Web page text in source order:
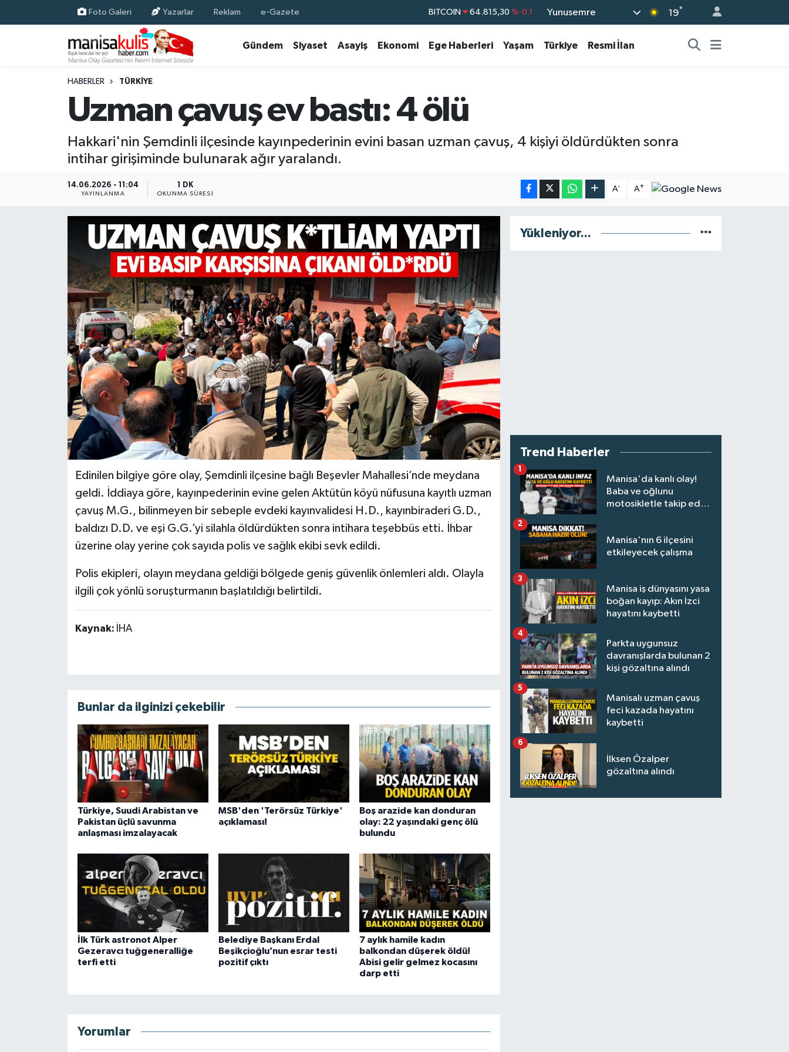
Foto Galeri Yazarlar Reklam e-Gazete BITCOIN 64.815,30 %-0.1
GRAM ALTIN
BİST100
Yunusemre 19°
Gündem Siyaset Asayiş Ekonomi Ege Haberleri Yaşam Türkiye Resmi İlan
HABERLER TÜRKIYE
Uzman çavuş ev bastı: 4 ölü
Hakkari'nin Şemdinli ilçesinde kayınpederinin evini basan uzman çavuş, 4 kişiyi öldürdükten sonra
intihar girişiminde bulunarak ağır yaralandı.
14.06.2026 - 11:04
YAYINLANMA
1 DK
OKUNMA SÜRESI
A- A+
Edinilen bilgiye göre olay, Şemdinli ilçesine bağlı Beşevler Mahallesi’nde meydana
geldi. İddiaya göre, kayınpederinin evine gelen Aktütün köyü nüfusuna kayıtlı uzman
çavuş M.G., bilinmeyen bir sebeple evdeki kayınvalidesi H.D., kayınbiraderi G.D.,
baldızı D.D. ve eşi G.G.’yi silahla öldürdükten sonra intihara teşebbüs etti. İhbar
üzerine olay yerine çok sayıda polis ve sağlık ekibi sevk edildi.
Polis ekipleri, olayın meydana geldiği bölgede geniş güvenlik önlemleri aldı. Olayla
ilgili çok yönlü soruşturmanın başlatıldığı belirtildi.
Kaynak: İHA
Bunlar da ilginizi çekebilir
Türkiye, Suudi Arabistan ve
Pakistan üçlü savunma
anlaşması imzalayacak
MSB'den 'Terörsüz Türkiye'
açıklaması!
Boş arazide kan donduran
olay: 22 yaşındaki genç ölü
bulundu
İlk Türk astronot Alper
Gezeravcı tuğgeneralliğe
terfi etti
Belediye Başkanı Erdal
Beşikçioğlu’nun esrar testi
pozitif çıktı
7 aylık hamile kadın
balkondan düşerek öldü!
Abisi gelir gelmez kocasını
darp etti
Yorumlar
Yükleniyor...
Trend Haberler
Manisa'da kanlı olay!
Baba ve oğlunu
motosikletle takip edip
1
Manisa'nın 6 ilçesini
etkileyecek çalışma
2
Manisa iş dünyasını yasa
boğan kayıp: Akın İzci
hayatını kaybetti
3
Parkta uygunsuz
davranışlarda bulunan 2
kişi gözaltına alındı
4
Manisalı uzman çavuş
feci kazada hayatını
kaybetti
5
İlksen Özalper
gözaltına alındı
6
Gündem
Yunusemre Nöbetçi Eczaneler
Yunusemre Trafik Yoğunluk Haritası
Süper Lig Puan Durumu ve Fikstür
Tüm Manşetler
Son Dakika Haberleri
Haber Arşivi